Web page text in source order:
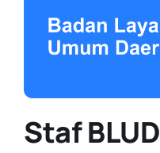
Staf BLUD